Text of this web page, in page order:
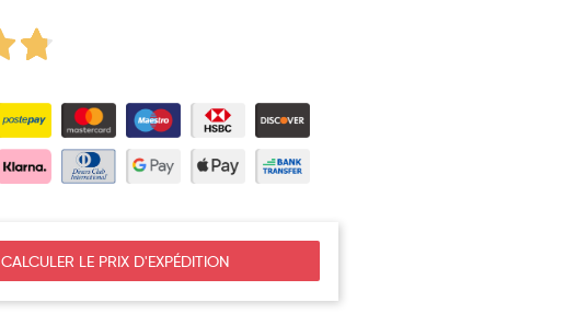
CALCULER LE PRIX D'EXPÉDITION